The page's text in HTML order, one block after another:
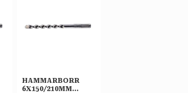
HAMMARBORR
6X150/210MM